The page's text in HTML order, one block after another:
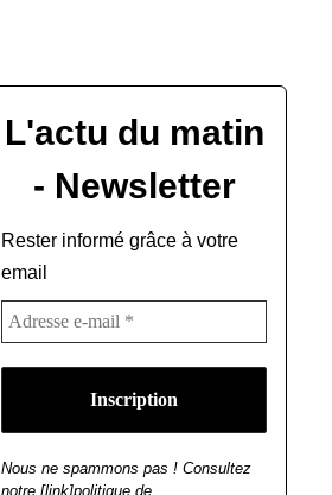
L'actu du matin
- Newsletter
Rester informé grâce à votre
email
Nous ne spammons pas ! Consultez
notre [link]politique de